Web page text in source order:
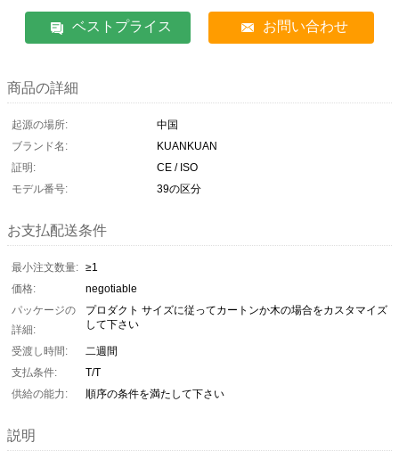
ベストプライス お問い合わせ
商品の詳細
起源の場所:
中国
ブランド名:
KUANKUAN
証明:
CE / ISO
モデル番号:
39の区分
お支払配送条件
最小注文数量: ≥1
価格:
negotiable
パッケージの
詳細:
プロダクト サイズに従ってカートンか木の場合をカスタマイズ
して下さい
受渡し時間:
二週間
支払条件:
T/T
供給の能力:
順序の条件を満たして下さい
説明